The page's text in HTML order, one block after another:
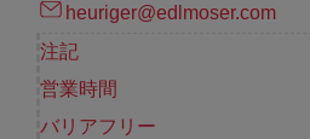
heuriger@edlmoser.com
注記
営業時間
バリアフリー